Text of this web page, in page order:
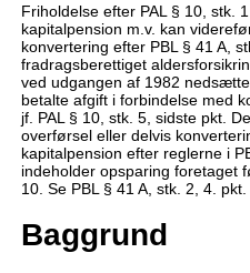
Friholdelse efter PAL § 10, stk.
kapitalpension m.v. kan
konvertering efter PBL § 41 A,
fradragsberettiget
ved udgangen af 1982
betalte afgift i forbindelse med
jf. PAL § 10, stk. 5, sidste pkt.
overførsel eller delvis
kapitalpension efter reglerne i
indeholder opsparing foretaget
10. Se PBL § 41 A, stk. 2, 4. pkt.
Baggrund